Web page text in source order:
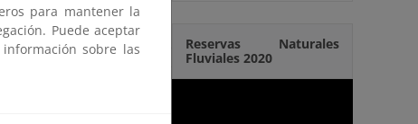
solar, en energía
interior de baja tensión de
nominal en inversores de
Reservas Naturales
Fluviales 2020
para mantener la
Puede aceptar
sobre las